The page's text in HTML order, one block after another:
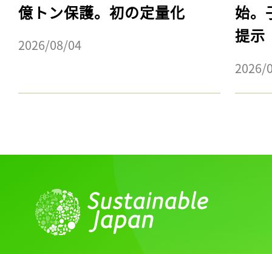
億トン保護。初の定量化
2026/08/04
始。
提示
2026/